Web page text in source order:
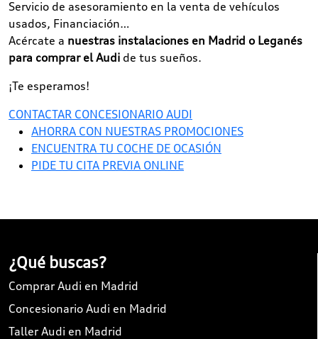
Servicio de asesoramiento en la venta de vehículos
usados, Financiación…
Acércate a nuestras instalaciones en Madrid o Leganés
para comprar el Audi de tus sueños.
¡Te esperamos!
CONTACTAR CONCESIONARIO AUDI
AHORRA CON NUESTRAS PROMOCIONES
ENCUENTRA TU COCHE DE OCASIÓN
PIDE TU CITA PREVIA ONLINE
¿Qué buscas?
Comprar Audi en Madrid
Concesionario Audi en Madrid
Taller Audi en Madrid